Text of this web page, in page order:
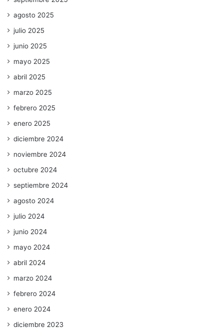
agosto 2025
julio 2025
junio 2025
mayo 2025
abril 2025
marzo 2025
febrero 2025
enero 2025
diciembre 2024
noviembre 2024
octubre 2024
septiembre 2024
agosto 2024
julio 2024
junio 2024
mayo 2024
abril 2024
marzo 2024
febrero 2024
enero 2024
diciembre 2023